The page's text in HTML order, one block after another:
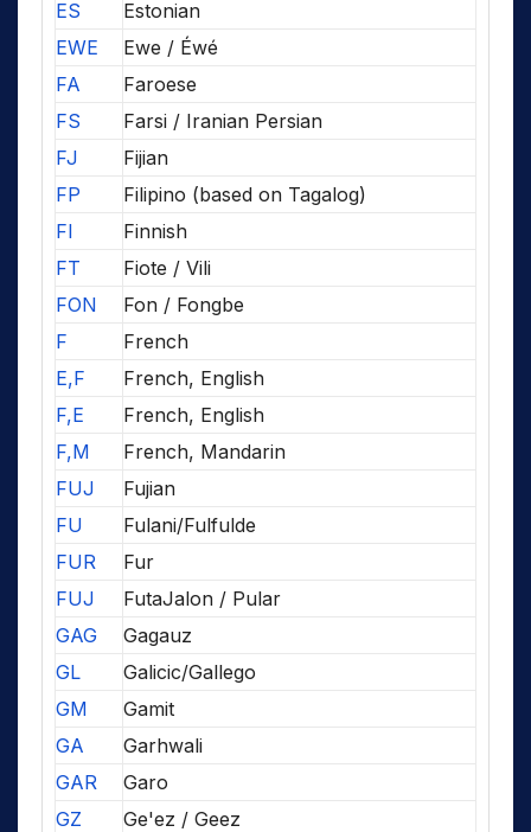
ES
Estonian
EWE
Ewe / Éwé
FA
Faroese
FS
Farsi / Iranian Persian
FJ
Fijian
FP
Filipino (based on Tagalog)
FI
Finnish
FT
Fiote / Vili
FON
Fon / Fongbe
F
French
E,F
French, English
F,E
French, English
F,M
French, Mandarin
FUJ
Fujian
FU
Fulani/Fulfulde
FUR
Fur
FUJ
FutaJalon / Pular
GAG
Gagauz
GL
Galicic/Gallego
GM
Gamit
GA
Garhwali
GAR
Garo
GZ
Ge'ez / Geez